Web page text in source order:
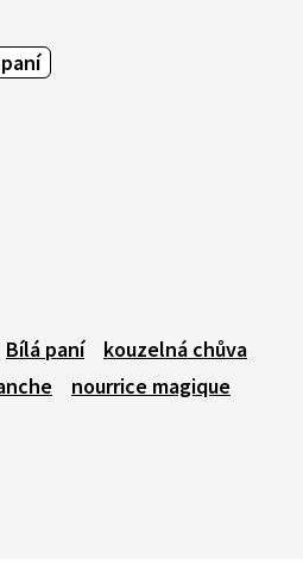
Bílá paní
kouzelná chůva
nourrice magique